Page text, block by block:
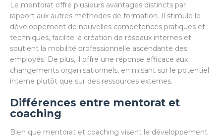
Le mentorat offre plusieurs avantages distincts par
rapport aux autres méthodes de formation. Il stimule le
développement de nouvelles compétences pratiques et
techniques, facilite la création de réseaux internes et
soutient la mobilité professionnelle ascendante des
employés. De plus, il offre une réponse efficace aux
changements organisationnels, en misant sur le potentiel
interne plutôt que sur des ressources externes.
Différences entre mentorat et
coaching
Bien que mentorat et coaching visent le développement